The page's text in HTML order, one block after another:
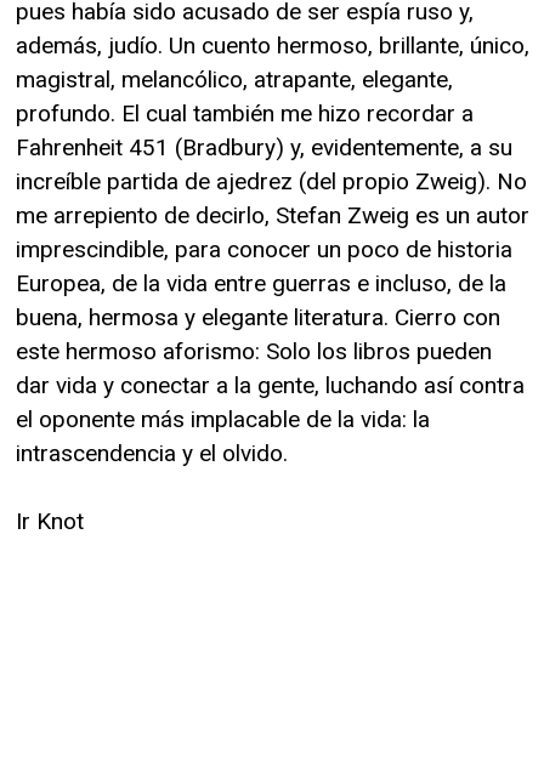
pues había sido acusado de ser espía ruso y,
además, judío. Un cuento hermoso, brillante, único,
magistral, melancólico, atrapante, elegante,
profundo. El cual también me hizo recordar a
Fahrenheit 451 (Bradbury) y, evidentemente, a su
increíble partida de ajedrez (del propio Zweig). No
me arrepiento de decirlo, Stefan Zweig es un autor
imprescindible, para conocer un poco de historia
Europea, de la vida entre guerras e incluso, de la
buena, hermosa y elegante literatura. Cierro con
este hermoso aforismo: Solo los libros pueden
dar vida y conectar a la gente, luchando así contra
el oponente más implacable de la vida: la
intrascendencia y el olvido.
Ir Knot